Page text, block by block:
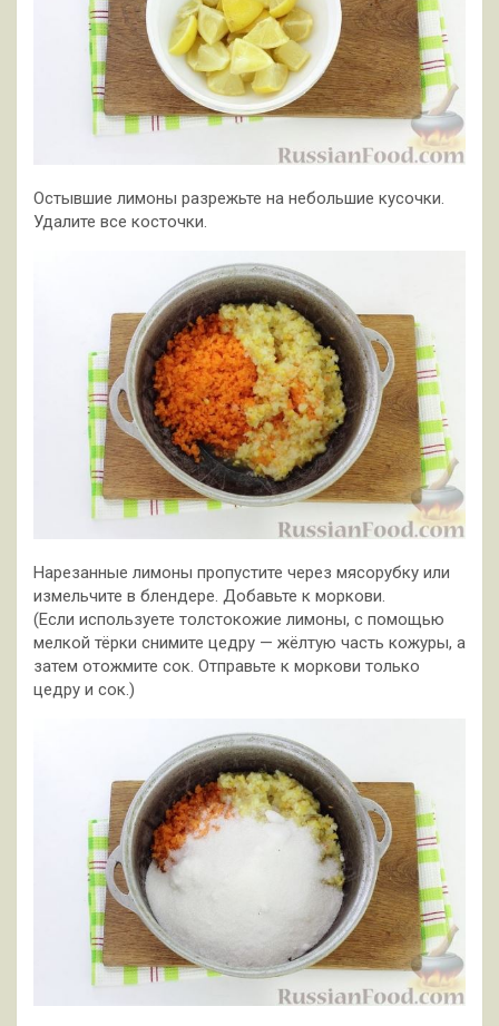
Остывшие лимоны разрежьте на небольшие кусочки.
Удалите все косточки.
Нарезанные лимоны пропустите через мясорубку или
измельчите в блендере. Добавьте к моркови.
(Если используете толстокожие лимоны, с помощью
мелкой тёрки снимите цедру — жёлтую часть кожуры, а
затем отожмите сок. Отправьте к моркови только
цедру и сок.)